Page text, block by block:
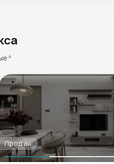
4
Продан